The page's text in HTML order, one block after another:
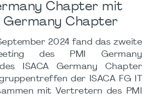
Chapter mit
Germany Chapter
2024 fand das zweite
des PMI Germany
ISACA Germany Chapter
der ISACA FG IT
mit Vertretern des PMI